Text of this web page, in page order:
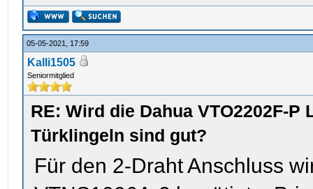
05-05-2021, 17:59
Kalli1505
Seniormitglied
RE: Wird die Dahua VTO2202F-
Türklingeln sind gut?
Für den 2-Draht Anschluss